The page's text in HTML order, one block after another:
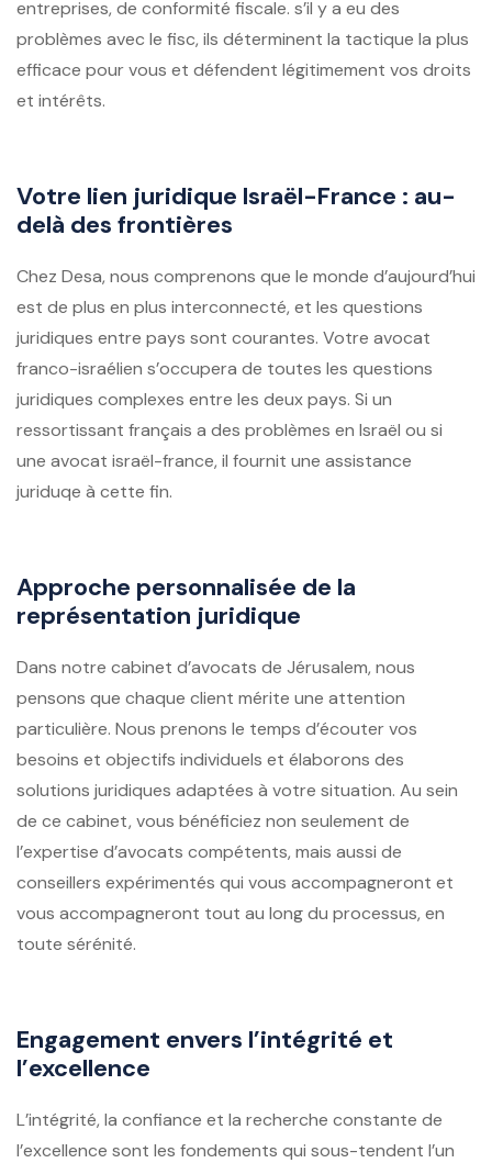
entreprises, de conformité fiscale. s’il y a eu des
problèmes avec le fisc, ils déterminent la tactique la plus
efficace pour vous et défendent légitimement vos droits
et intérêts.
Votre lien juridique Israël-France : au-
delà des frontières
Chez Desa, nous comprenons que le monde d’aujourd’hui
est de plus en plus interconnecté, et les questions
juridiques entre pays sont courantes. Votre avocat
franco-israélien s’occupera de toutes les questions
juridiques complexes entre les deux pays. Si un
ressortissant français a des problèmes en Israël ou si
une avocat israël-france, il fournit une assistance
juriduqe à cette fin.
Approche personnalisée de la
représentation juridique
Dans notre cabinet d’avocats de Jérusalem, nous
pensons que chaque client mérite une attention
particulière. Nous prenons le temps d’écouter vos
besoins et objectifs individuels et élaborons des
solutions juridiques adaptées à votre situation. Au sein
de ce cabinet, vous bénéficiez non seulement de
l’expertise d’avocats compétents, mais aussi de
conseillers expérimentés qui vous accompagneront et
vous accompagneront tout au long du processus, en
toute sérénité.
Engagement envers l’intégrité et
l’excellence
L’intégrité, la confiance et la recherche constante de
l’excellence sont les fondements qui sous-tendent l’un